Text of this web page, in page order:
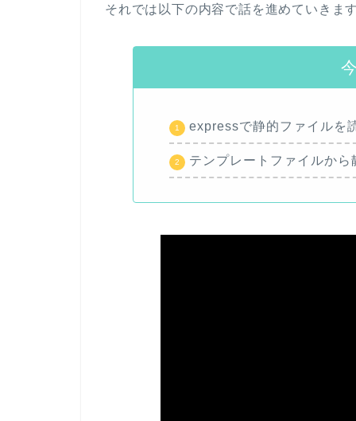
それでは以下の内容で話を進めていきま
expressで静的ファイルを
テンプレートファイルか